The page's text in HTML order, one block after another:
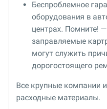
Беспроблемное
оборудования в
центрах. Помните!
заправляемые
могут служить
дорогостоящего
Все крупные компании
расходные материалы.